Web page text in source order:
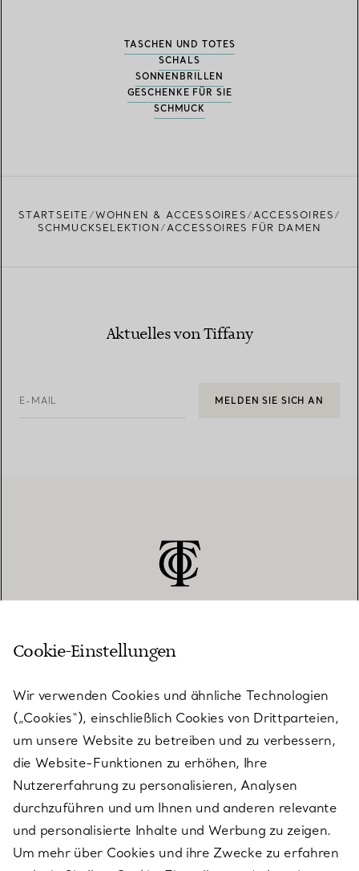
TASCHEN UND TOTES
SCHALS
SONNENBRILLEN
GESCHENKE FÜR SIE
SCHMUCK
STARTSEITE WOHNEN & ACCESSOIRES
ACCESSOIRES
SCHMUCKSELEKTION
ACCESSOIRES FÜR DAMEN
Aktuelles von Tiffany
E-MAIL MELDEN SIE SICH AN
KUNDENSERVICE
SERVICES
ÜBER TIFFANY & CO.
RECHTLICHE HINWEISE
Cookie-Einstellungen
Wir verwenden Cookies und ähnliche Technologien
(„Cookies“), einschließlich Cookies von Drittparteien,
um unsere Website zu betreiben und zu verbessern,
die Website-Funktionen zu erhöhen, Ihre
Nutzererfahrung zu personalisieren, Analysen
durchzuführen und um Ihnen und anderen relevante
und personalisierte Inhalte und Werbung zu zeigen.
Um mehr über Cookies und ihre Zwecke zu erfahren